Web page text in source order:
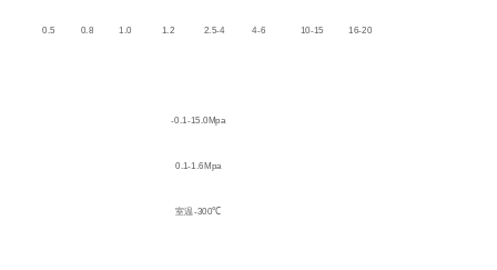
0.5 0.8 1.0 1.2 2.5-4 4-6 10-15 16-20
-0.1-15.0Mpa
0.1-1.6Mpa
室温-300℃